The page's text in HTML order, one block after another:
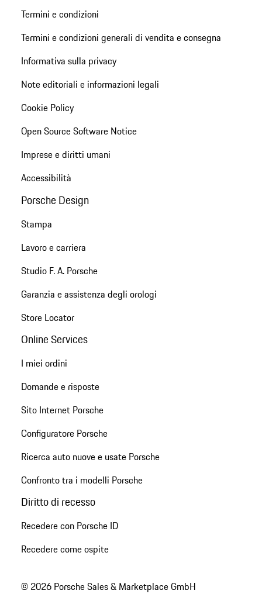
Termini e condizioni
Termini e condizioni generali di vendita e consegna
Informativa sulla privacy
Note editoriali e informazioni legali
Cookie Policy
Open Source Software Notice
Imprese e diritti umani
Accessibilità
Porsche Design
Stampa
Lavoro e carriera
Studio F. A. Porsche
Garanzia e assistenza degli orologi
Store Locator
Online Services
I miei ordini
Domande e risposte
Sito Internet Porsche
Configuratore Porsche
Ricerca auto nuove e usate Porsche
Confronto tra i modelli Porsche
Diritto di recesso
Recedere con Porsche ID
Recedere come ospite
© 2026 Porsche Sales & Marketplace GmbH